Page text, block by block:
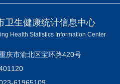
卫生健康统计信息中心
Health Statistics Information Center
庆市渝北区宝环路420号